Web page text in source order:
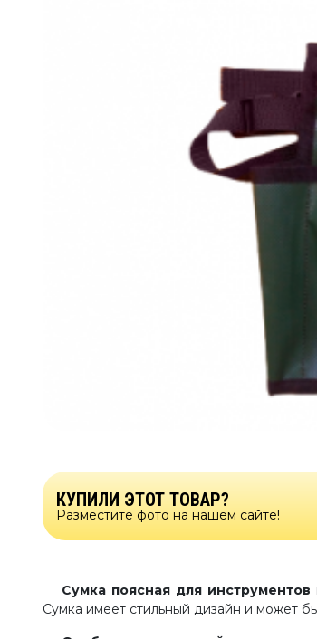
КУПИЛИ ЭТОТ ТОВАР?
Разместите фото на нашем сайте!
Сумка поясная для инструментов
Сумка имеет стильный дизайн и может